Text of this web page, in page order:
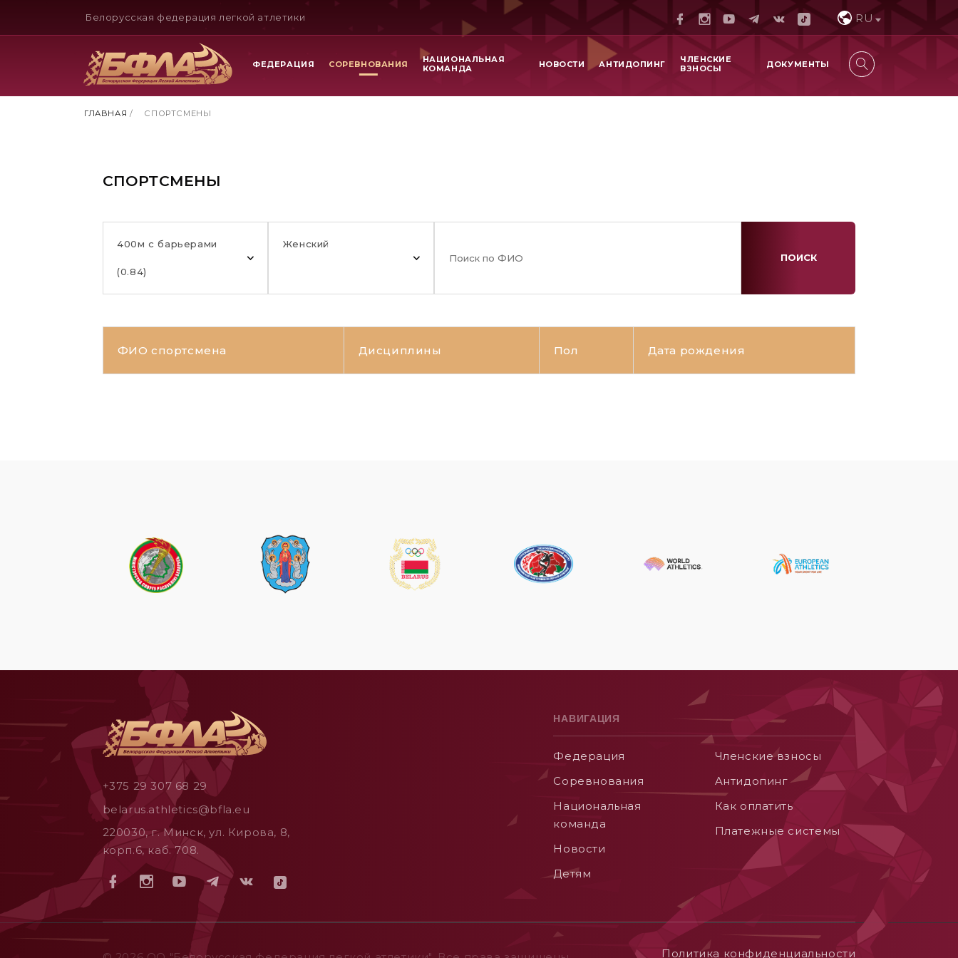
Белорусская федерация легкой атлетики RU
ФЕДЕРАЦИЯ СОРЕВНОВАНИЯ
НАЦИОНАЛЬНАЯ
КОМАНДА
НОВОСТИ АНТИДОПИНГ
ЧЛЕНСКИЕ
ВЗНОСЫ
ДОКУМЕНТЫ
ГЛАВНАЯ / СПОРТСМЕНЫ
СПОРТСМЕНЫ
400м с барьерами
(0.84)
Женский
ПОИСК
ФИО спортсмена Дисциплины Пол Дата рождения
+375 29 307 68 29
belarus.athletics@bfla.eu
220030, г. Минск, ул. Кирова, 8,
корп.6, каб. 708.
НАВИГАЦИЯ
Федерация
Соревнования
Национальная
команда
Новости
Детям
Членские взносы
Aнтидопинг
Как оплатить
Платежные системы
Политика конфиденциальности